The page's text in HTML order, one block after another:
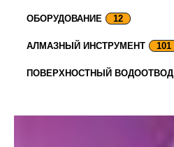
ОБОРУДОВАНИЕ 12
АЛМАЗНЫЙ ИНСТРУМЕНТ 101
ПОВЕРХНОСТНЫЙ ВОДООТВОД